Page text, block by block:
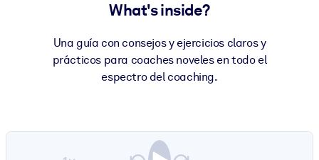
What's inside?
Una guía con consejos y ejercicios claros y
prácticos para coaches noveles en todo el
espectro del coaching.